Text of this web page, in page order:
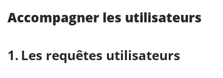
Accompagner les utilisateurs
Les requêtes utilisateurs